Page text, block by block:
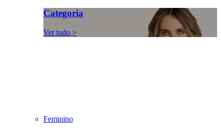
Categoria
Ver tudo >
Feminino